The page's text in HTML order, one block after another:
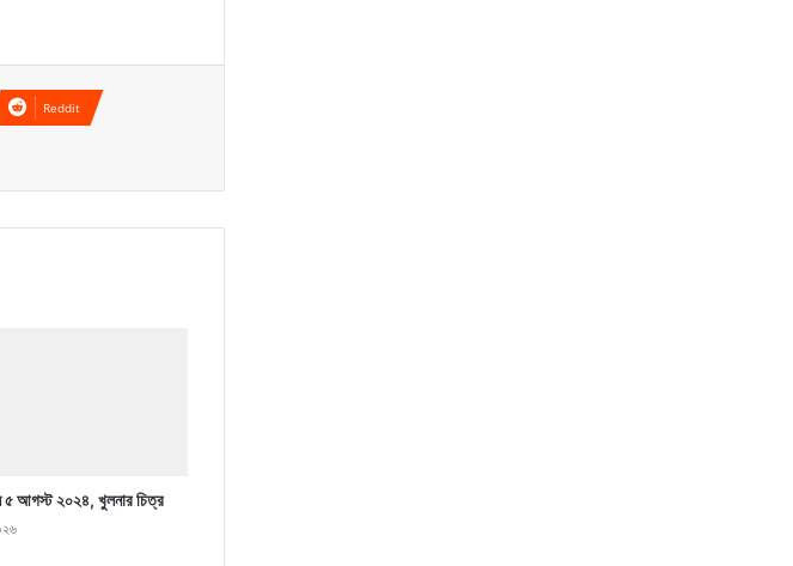
Reddit
৫ আগস্ট ২০২৪, খুলনার চিত্র